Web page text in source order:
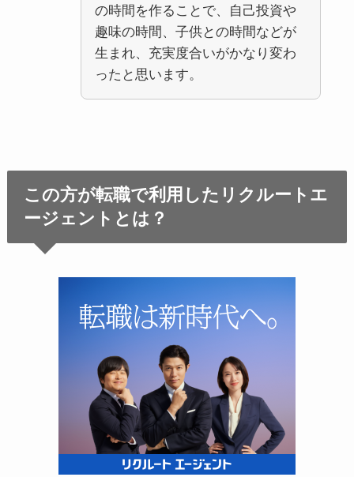
の時間を作ることで、自己投資や
趣味の時間、子供との時間などが
生まれ、充実度合いがかなり変わ
ったと思います。
この方が転職で利用したリクルートエ
ージェントとは？